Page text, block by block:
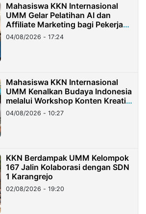
Mahasiswa KKN Internasional
UMM Gelar Pelatihan AI dan
Affiliate Marketing bagi Pekerja
Migran Indonesia di Taiwan
04/08/2026 - 17:24
Mahasiswa KKN Internasional
UMM Kenalkan Budaya Indonesia
melalui Workshop Konten Kreatif
di Taiwan
04/08/2026 - 10:27
KKN Berdampak UMM Kelompok
167 Jalin Kolaborasi dengan SDN
1 Karangrejo
02/08/2026 - 19:20